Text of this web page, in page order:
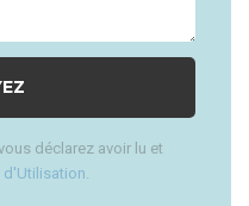
déclarez avoir lu et